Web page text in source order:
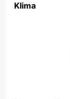
Klima